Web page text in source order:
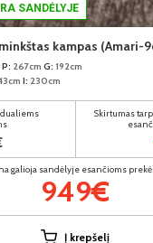
SANDĖLYJE
kampas (Amari-
P: 267cm G: 192cm
I: 230cm
Skirtumas
galioja sandėlyje esančioms
949€
Į krepšelį